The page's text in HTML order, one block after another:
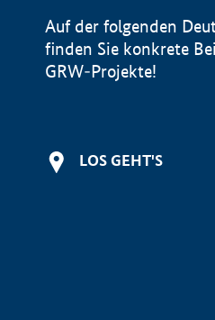
Auf der folgenden
finden Sie konkrete
GRW-Projekte!
LOS GEHT'S